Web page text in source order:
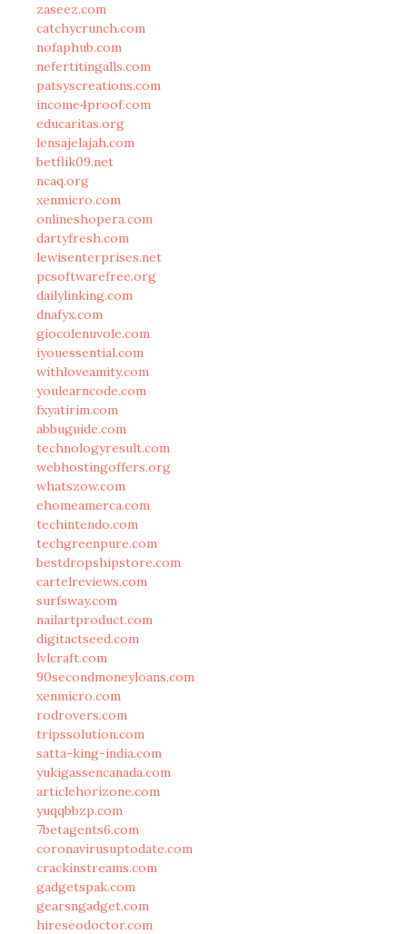
zaseez.com
catchycrunch.com
nofaphub.com
nefertitingalls.com
patsyscreations.com
income4proof.com
educaritas.org
lensajelajah.com
betflik09.net
ncaq.org
xenmicro.com
onlineshopera.com
dartyfresh.com
lewisenterprises.net
pcsoftwarefree.org
dailylinking.com
dnafyx.com
giocolenuvole.com
iyouessential.com
withloveamity.com
youlearncode.com
fxyatirim.com
abbuguide.com
technologyresult.com
webhostingoffers.org
whatszow.com
ehomeamerca.com
techintendo.com
techgreenpure.com
bestdropshipstore.com
cartelreviews.com
surfsway.com
nailartproduct.com
digitactseed.com
lvlcraft.com
90secondmoneyloans.com
xenmicro.com
rodrovers.com
tripssolution.com
satta-king-india.com
yukigassencanada.com
articlehorizone.com
yuqqbbzp.com
7betagents6.com
coronavirusuptodate.com
crackinstreams.com
gadgetspak.com
gearsngadget.com
hireseodoctor.com